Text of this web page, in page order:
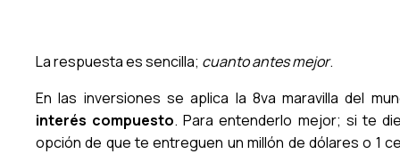
La respuesta es sencilla; cuanto antes mejor.
En las inversiones se aplica la 8va maravilla del
interés compuesto. Para entenderlo mejor; si te
opción de que te entreguen un millón de dólares o 1